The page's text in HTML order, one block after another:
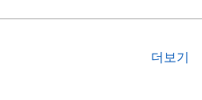
더보기